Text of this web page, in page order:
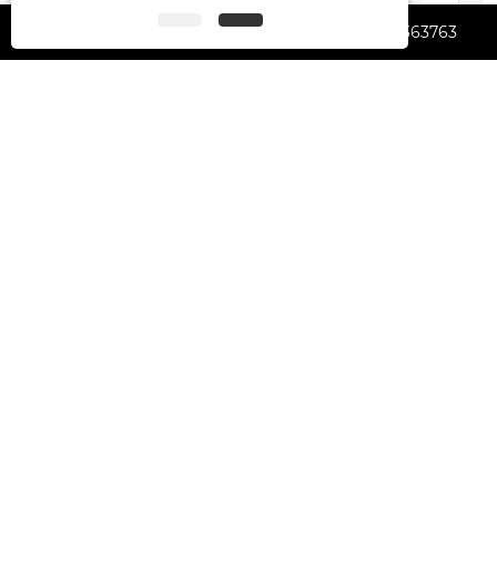
joe@forcerigging.com 0086 18650363763